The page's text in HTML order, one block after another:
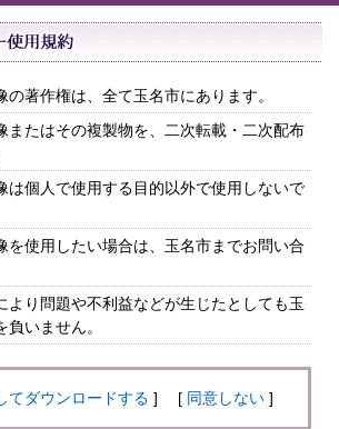
著作権は、全て玉名市にあります。
またはその複製物を、二次転載・二次配布
は個人で使用する目的以外で使用しないで
を使用したい場合は、玉名市までお問い合
より問題や不利益などが生じたとしても玉
いません。
てダウンロードする ] [ 同意しない ]